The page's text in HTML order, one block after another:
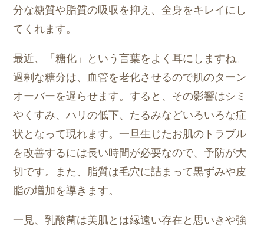
分な糖質や脂質の吸収を抑え、全身をキレイにし
てくれます。
最近、「糖化」という言葉をよく耳にしますね。
過剰な糖分は、血管を老化させるので肌のターン
オーバーを遅らせます。すると、その影響はシミ
やくすみ、ハリの低下、たるみなどいろいろな症
状となって現れます。一旦生じたお肌のトラブル
を改善するには長い時間が必要なので、予防が大
切です。また、脂質は毛穴に詰まって黒ずみや皮
脂の増加を導きます。
一見、乳酸菌は美肌とは縁遠い存在と思いきや強